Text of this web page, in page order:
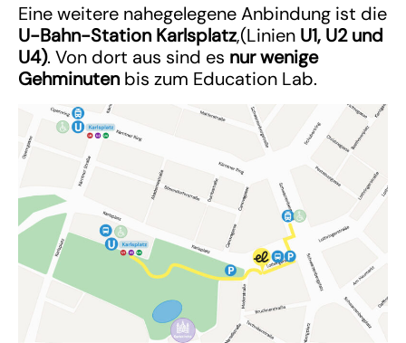
Eine weitere nahegelegene Anbindung ist die
U-Bahn-Station Karlsplatz,(Linien U1, U2 und
U4). Von dort aus sind es nur wenige
Gehminuten bis zum Education Lab.